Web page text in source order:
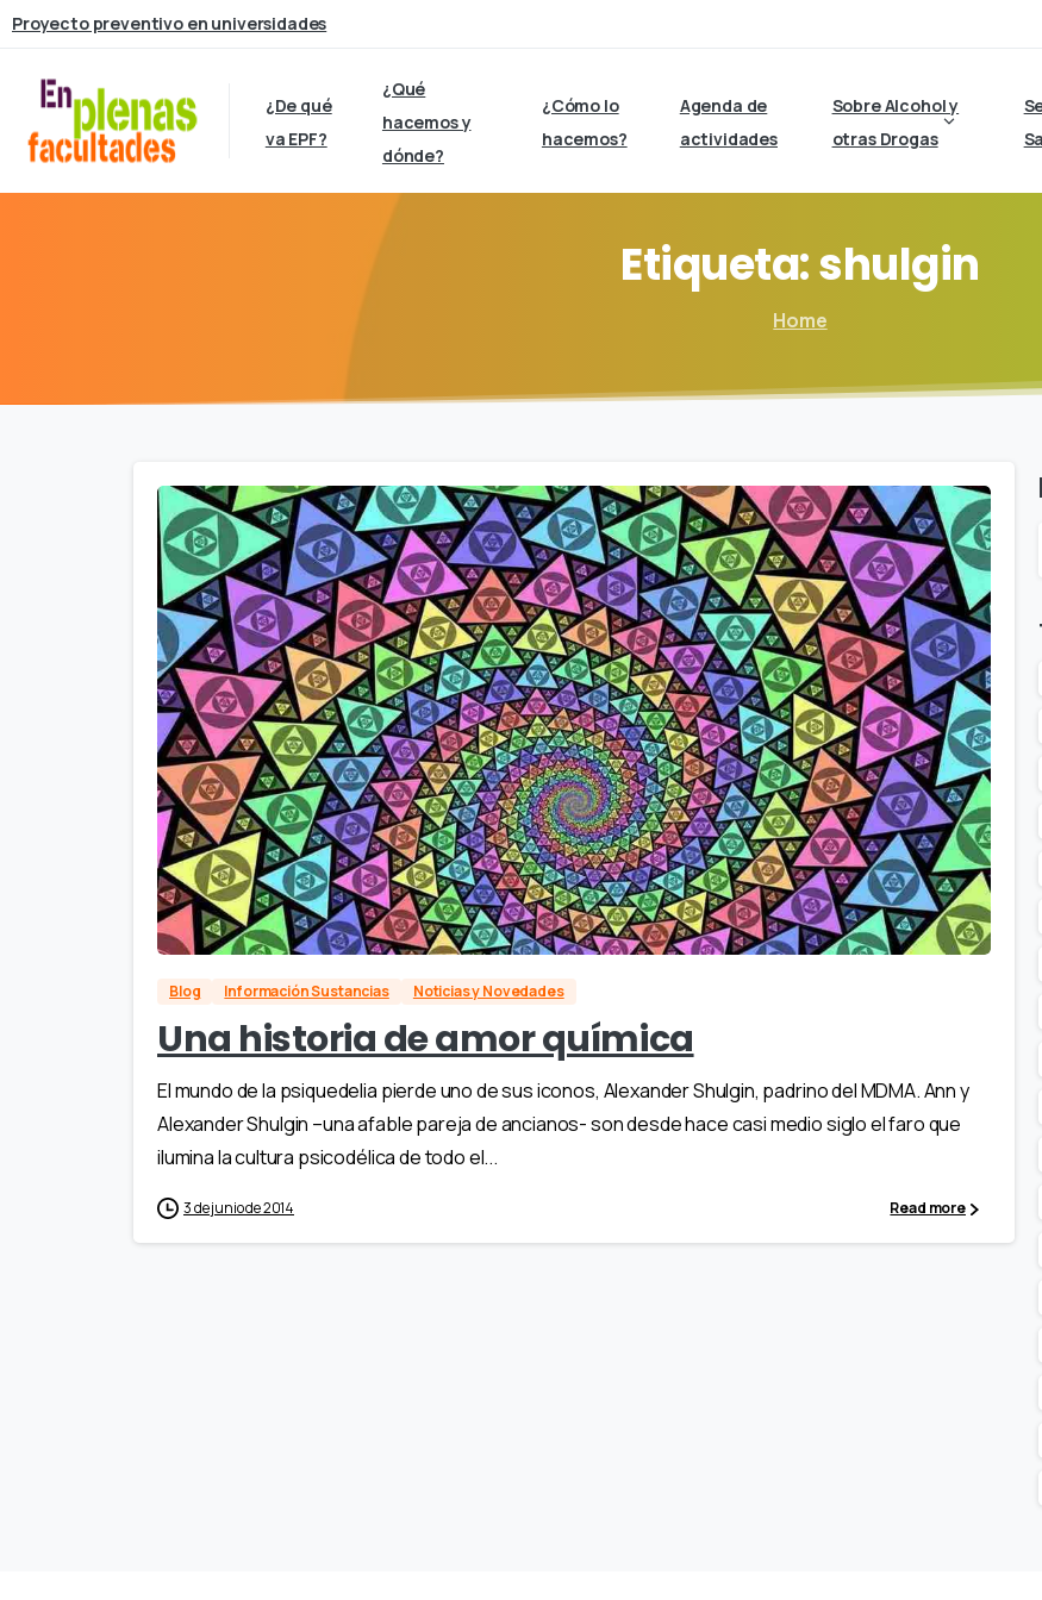
Proyecto preventivo en universidades
¿De qué
va EPF?
¿Qué
hacemos y
dónde?
¿Cómo lo
hacemos?
Agenda de
actividades
Sobre Alcohol y
otras Drogas
Etiqueta:shulgin
Home
Blog Información Sustancias Noticias y Novedades
Una historia de amor química
El mundo de la psiquedelia pierde uno de sus iconos, Alexander Shulgin, padrino del MDMA. Ann y
Alexander Shulgin –una afable pareja de ancianos- son desde hace casi medio siglo el faro que
ilumina la cultura psicodélica de todo el...
3 de junio de 2014 Read more